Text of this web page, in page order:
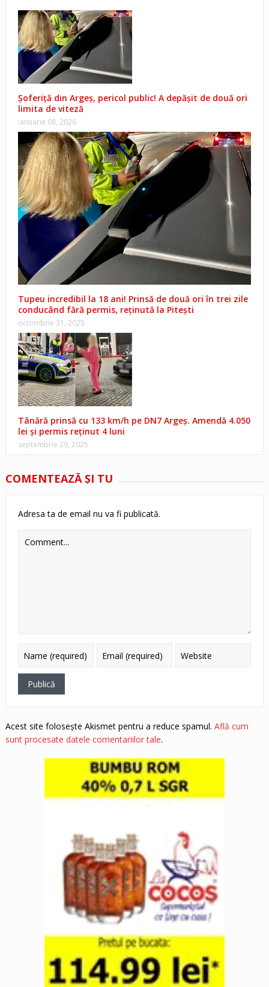
Șoferiță din Argeș, pericol public! A depășit de două ori
limita de viteză
ianuarie 08, 2026
Tupeu incredibil la 18 ani! Prinsă de două ori în trei zile
conducând fără permis, reținută la Pitești
octombrie 31, 2025
Tânără prinsă cu 133 km/h pe DN7 Argeș. Amendă 4.050
lei și permis reținut 4 luni
septembrie 29, 2025
COMENTEAZĂ ŞI TU
Adresa ta de email nu va fi publicată.
Acest site folosește Akismet pentru a reduce spamul. Află cum
sunt procesate datele comentariilor tale.